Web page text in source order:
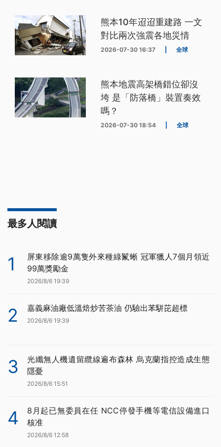
熊本10年迢迢重建路 一文
對比兩次強震各地災情
2026-07-30 16:37 全球
熊本地震高架橋錯位卻沒
垮 是「防落橋」裝置奏效
嗎？
2026-07-30 18:54 全球
最多人閱讀
1
屏東移除逾9萬隻外來種綠鬣蜥 冠軍獵人7個月領近
99萬獎勵金
2026/8/6 19:39
2 嘉義麻油廠低溫焙炒苦茶油 仍驗出苯駢芘超標
2026/8/6 19:39
3
光纖無人機遺留纜線遍布森林 烏克蘭指控造成生態
隱憂
2026/8/6 15:51
4
8月起已無委員在任 NCC停發手機等電信設備進口
核准
2026/8/6 12:58